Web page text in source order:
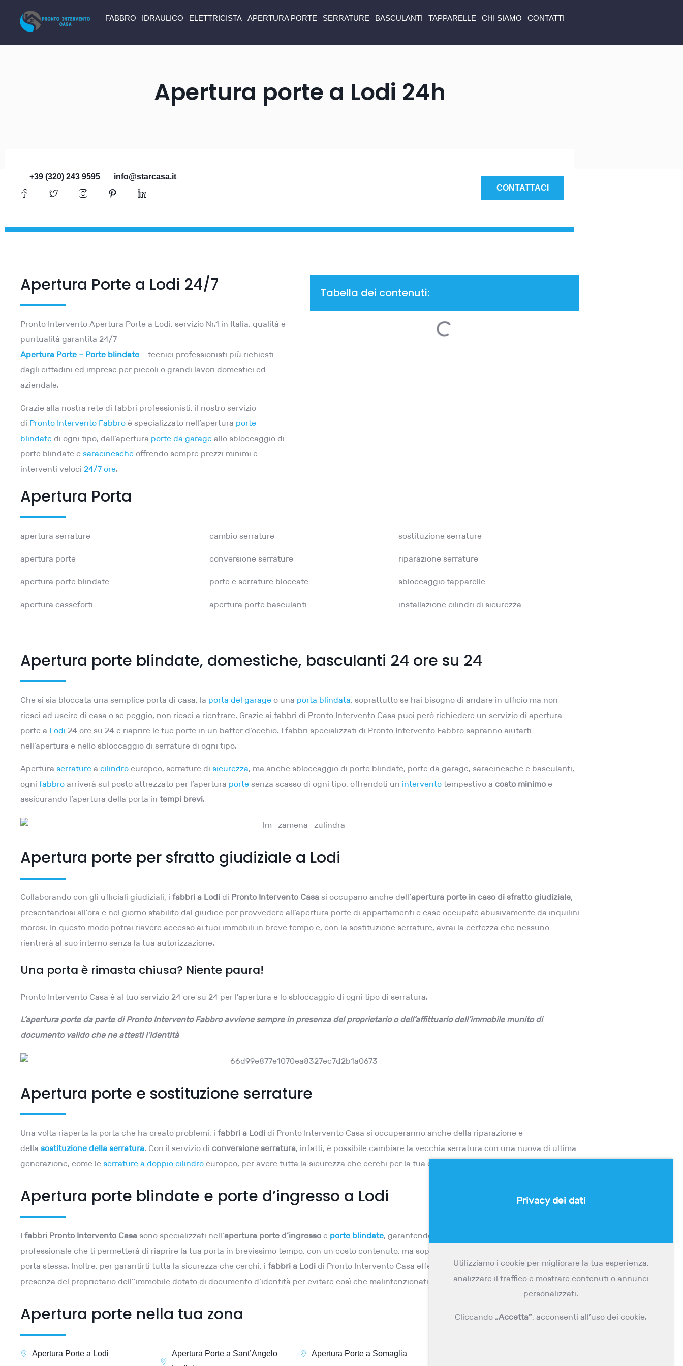
FABBRO IDRAULICO ELETTRICISTA APERTURA PORTE SERRATURE BASCULANTI TAPPARELLE CHI SIAMO CONTATTI
Apertura porte a Lodi 24h
+39 (320) 243 9595
info@starcasa.it
CONTATTACI
Apertura Porte a Lodi 24/7
Pronto Intervento Apertura Porte a Lodi, servizio Nr.1 in Italia, qualità e
puntualità garantita 24/7
Apertura Porte – Porte blindate – tecnici professionisti più richiesti
dagli cittadini ed imprese per piccoli o grandi lavori domestici ed
aziendale.
Grazie alla nostra rete di fabbri professionisti, il nostro servizio
di Pronto Intervento Fabbro è specializzato nell’apertura porte
blindate di ogni tipo, dall’apertura porte da garage allo sbloccaggio di
porte blindate e saracinesche offrendo sempre prezzi minimi e
interventi veloci 24/7 ore.
Tabella dei contenuti:
Apertura Porta
apertura serrature
apertura porte
apertura porte blindate
apertura casseforti
cambio serrature
conversione serrature
porte e serrature bloccate
apertura porte basculanti
sostituzione serrature
riparazione serrature
sbloccaggio tapparelle
installazione cilindri di sicurezza
Apertura porte blindate, domestiche, basculanti 24 ore su 24
Che si sia bloccata una semplice porta di casa, la porta del garage o una porta blindata, soprattutto se hai bisogno di andare in ufficio ma non
riesci ad uscire di casa o se peggio, non riesci a rientrare. Grazie ai fabbri di Pronto Intervento Casa puoi però richiedere un servizio di apertura
porte a Lodi 24 ore su 24 e riaprire le tue porte in un batter d’occhio. I fabbri specializzati di Pronto Intervento Fabbro sapranno aiutarti
nell’apertura e nello sbloccaggio di serrature di ogni tipo.
Apertura serrature a cilindro europeo, serrature di sicurezza, ma anche sbloccaggio di porte blindate, porte da garage, saracinesche e basculanti,
ogni fabbro arriverà sul posto attrezzato per l’apertura porte senza scasso di ogni tipo, offrendoti un intervento tempestivo a costo minimo e
assicurando l’apertura della porta in tempi brevi.
Apertura porte per sfratto giudiziale a Lodi
Collaborando con gli ufficiali giudiziali, i fabbri a Lodi di Pronto Intervento Casa si occupano anche dell’apertura porte in caso di sfratto giudiziale,
presentandosi all’ora e nel giorno stabilito dal giudice per provvedere all’apertura porte di appartamenti e case occupate abusivamente da inquilini
morosi. In questo modo potrai riavere accesso ai tuoi immobili in breve tempo e, con la sostituzione serrature, avrai la certezza che nessuno
rientrerà al suo interno senza la tua autorizzazione.
Una porta è rimasta chiusa? Niente paura!
Pronto Intervento Casa è al tuo servizio 24 ore su 24 per l’apertura e lo sbloccaggio di ogni tipo di serratura.
L’apertura porte da parte di Pronto Intervento Fabbro avviene sempre in presenza del proprietario o dell’affittuario dell’immobile munito di
documento valido che ne attesti l’identità
Apertura porte e sostituzione serrature
Una volta riaperta la porta che ha creato problemi, i fabbri a Lodi di Pronto Intervento Casa si occuperanno anche della riparazione e
della sostituzione della serratura. Con il servizio di conversione serratura, infatti, è possibile cambiare la vecchia serratura con una nuova di ultima
generazione, come le serrature a doppio cilindro europeo, per avere tutta la sicurezza che cerchi per la tua casa.
Apertura porte blindate e porte d’ingresso a Lodi
I fabbri Pronto Intervento Casa sono specializzati nell’apertura porte d’ingresso e porte blindate, garantendo un servizio tempestivo ma soprattutto
professionale che ti permetterà di riaprire la tua porta in brevissimo tempo, con un costo contenuto, ma soprattutto senza danni alla struttura della
porta stessa. Inoltre, per garantirti tutta la sicurezza che cerchi, i fabbri a Lodi di Pronto Intervento Casa effettueranno l’apertura porte solo in
presenza del proprietario dell’’immobile dotato di documento d’identità per evitare così che malintenzionati si intrufolino in casa tua con l’inganno.
Apertura porte nella tua zona
Apertura Porte a Lodi
Apertura Porte a Sant’Angelo
Apertura Porte a Somaglia
Privacy dei dati
Utilizziamo i cookie per migliorare la tua esperienza,
analizzare il traffico e mostrare contenuti o annunci
personalizzati.
Cliccando „Accetta”, acconsenti all’uso dei cookie.